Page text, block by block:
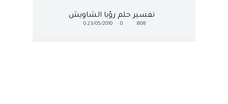
تفسير حلم رؤيا الشاويش
808
0
23/05/2010
0